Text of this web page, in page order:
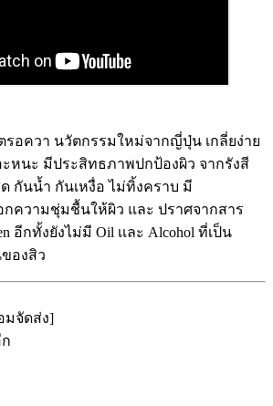
รอควา นวัตกรรมใหม่จากญี่ปุ่น เกลี่ยง่าย
ะหนะ มีประสิทธภาพปกป้องผิว จากรังสี
กันน้ำ กันเหงื่อ ไม่ทิ้งคราบ มี
อกความชุ่มชื้นให้ผิว และ ปราศจากสาร
อีกทั้งยังไม่มี Oil เเละ Alcohol ที่เป็น
องสิว
มจัดส่ง]